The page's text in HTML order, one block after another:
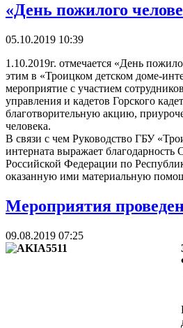
«День пожилого
05.10.2019 10:39
1.10.2019г. отмечается «День
этим в «Троицком детском доме-
мероприятие с участием
управления и кадетов Горского
благотворительную акцию,
человека.
В связи с чем Руководство ГБУ
интерната выражает благодарность
Российской Федерации по
оказанную ими материальную
Мероприятия
09.08.2019 07:25